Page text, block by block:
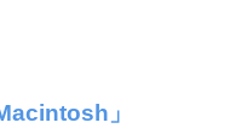
」